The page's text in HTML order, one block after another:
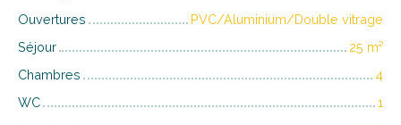
Ouvertures
PVC/Aluminium/Double vitrage
Séjour
25 m²
Chambres
4
WC
1